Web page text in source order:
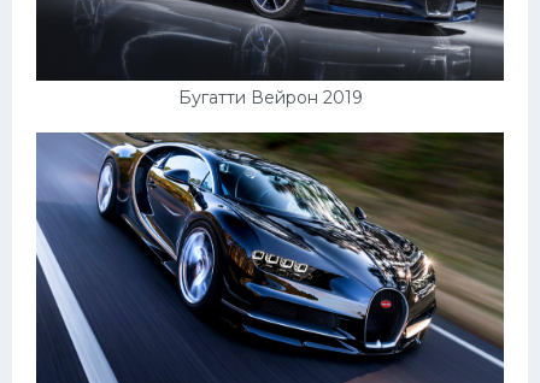
Бугатти Вейрон 2019
Русские авто
Сузуки
Мерседес
Фольксваген
Лексус